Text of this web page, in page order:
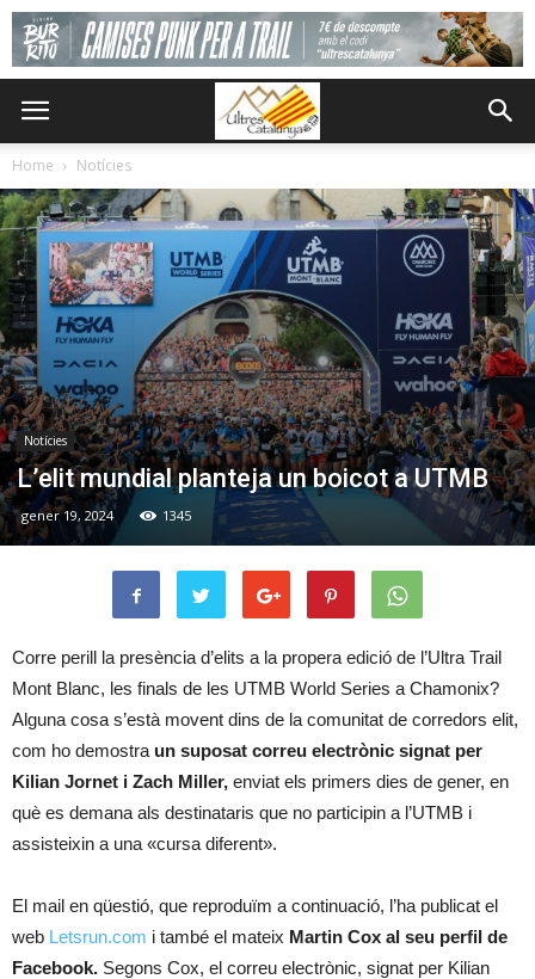
Home Notícies
Notícies
L’elit mundial planteja un boicot a UTMB
gener 19, 2024 1345
Corre perill la presència d’elits a la propera edició de l’Ultra Trail
Mont Blanc, les finals de les UTMB World Series a Chamonix?
Alguna cosa s’està movent dins de la comunitat de corredors elit,
com ho demostra un suposat correu electrònic signat per
Kilian Jornet i Zach Miller, enviat els primers dies de gener, en
què es demana als destinataris que no participin a l’UTMB i
assisteixin a una «cursa diferent».
El mail en qüestió, que reproduïm a continuació, l’ha publicat el
web Letsrun.com i també el mateix Martin Cox al seu perfil de
Facebook. Segons Cox, el correu electrònic, signat per Kilian